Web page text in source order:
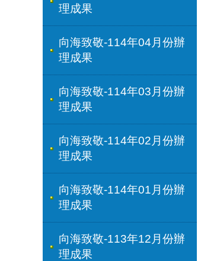
理成果
向海致敬-114年04月份辦
理成果
向海致敬-114年03月份辦
理成果
向海致敬-114年02月份辦
理成果
向海致敬-114年01月份辦
理成果
向海致敬-113年12月份辦
理成果